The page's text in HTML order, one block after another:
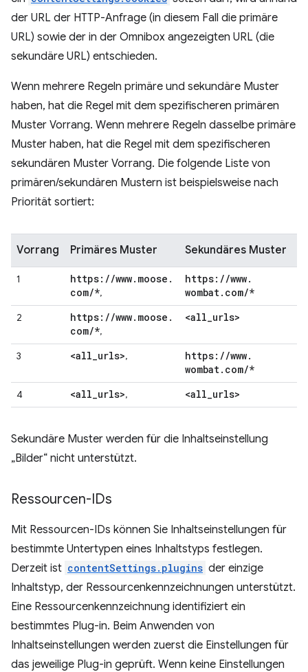
der URL der HTTP-Anfrage (in diesem Fall die primäre
URL) sowie der in der Omnibox angezeigten URL (die
sekundäre URL) entschieden.
Wenn mehrere Regeln primäre und sekundäre Muster
haben, hat die Regel mit dem spezifischeren primären
Muster Vorrang. Wenn mehrere Regeln dasselbe primäre
Muster haben, hat die Regel mit dem spezifischeren
sekundären Muster Vorrang. Die folgende Liste von
primären/sekundären Mustern ist beispielsweise nach
Priorität sortiert:
Vorrang Primäres Muster Sekundäres Muster
1 https: //www. moose .
com/*,
https: //www.
wombat. com/*
2 https: //www. moose .
com/*,
<all_urls>
3 <all_urls>, https: //www.
wombat. com/*
4 <all_urls>, <all_urls>
Sekundäre Muster werden für die Inhaltseinstellung
„Bilder“ nicht unterstützt.
Ressourcen-IDs
Mit Ressourcen-IDs können Sie Inhaltseinstellungen für
bestimmte Untertypen eines Inhaltstyps festlegen.
Derzeit ist contentSettings.plugins der einzige
Inhaltstyp, der Ressourcenkennzeichnungen unterstützt.
Eine Ressourcenkennzeichnung identifiziert ein
bestimmtes Plug-in. Beim Anwenden von
Inhaltseinstellungen werden zuerst die Einstellungen für
das jeweilige Plug-in geprüft. Wenn keine Einstellungen